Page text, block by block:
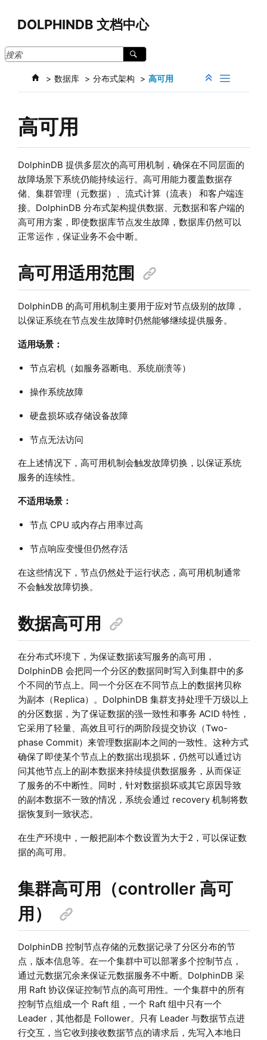
DOLPHINDB 文档中心
数据库 分布式架构 高可用
高可用
DolphinDB 提供多层次的高可用机制，确保在不同层面的
故障场景下系统仍能持续运行。高可用能力覆盖数据存
储、集群管理（元数据）、流式计算（流表） 和客户端连
接。 DolphinDB 分布式架构提供数据、元数据和客户端的
高可用方案， 即使数据库节点发生故障，数据库仍然可以
正常运作，保证业务不会中断。
高可用适用范围
DolphinDB 的高可用机制主要用于应对节点级别的故障，
以保证系统在节点发生故障时仍然能够继续提供服务。
适用场景：
节点宕机（如服务器断电、系统崩溃等）
操作系统故障
硬盘损坏或存储设备故障
节点无法访问
在上述情况下，高可用机制会触发故障切换，以保证系统
服务的连续性。
不适用场景：
节点 CPU 或内存占用率过高
节点响应变慢但仍然存活
在这些情况下，节点仍然处于运行状态，高可用机制通常
不会触发故障切换。
数据高可用
在分布式环境下，为保证数据读写服务的高可用，
DolphinDB 会把同一个分区的数据同时写入到集群中的多
个不同的节点上。同一个分区在不同节点上的数据拷贝称
为副本（Replica）。DolphinDB 集群支持处理千万级以上
的分区数据，为了保证数据的强一致性和事务 ACID 特性，
它采用了轻量、高效且可行的两阶段提交协议（Two-
phase Commit）来管理数据副本之间的一致性。这种方式
确保了即使某个节点上的数据出现损坏，仍然可以通过访
问其他节点上的副本数据来持续提供数据服务，从而保证
了服务的不中断性。同时，针对数据损坏或其它原因导致
的副本数据不一致的情况，系统会通过 recovery 机制将数
据恢复到一致状态。
在生产环境中，一般把副本个数设置为大于2，可以保证数
据的高可用。
集群高可用（controller 高可
用）
DolphinDB 控制节点存储的元数据记录了分区分布的节
点，版本信息等。在一个集群中可以部署多个控制节点，
通过元数据冗余来保证元数据服务不中断。DolphinDB 采
用 Raft 协议保证控制节点的高可用性。一个集群中的所有
控制节点组成一个 Raft 组，一个 Raft 组中只有一个
Leader，其他都是 Follower。只有 Leader 与数据节点进
行交互，当它收到接收数据节点的请求后，先写入本地日